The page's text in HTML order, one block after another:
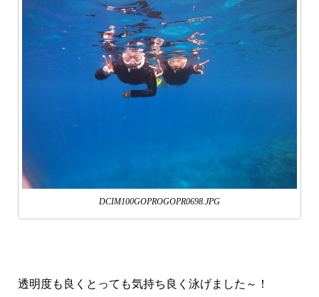
DCIM100GOPROGOPR0698.JPG
透明度も良くとっても気持ち良く泳げました～！